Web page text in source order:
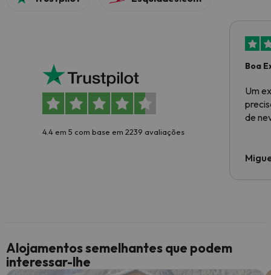
4.4 em 5 com base em 2239 avaliações
Boa
Um
de
Alojamentos semelhantes que podem
interessar-lhe